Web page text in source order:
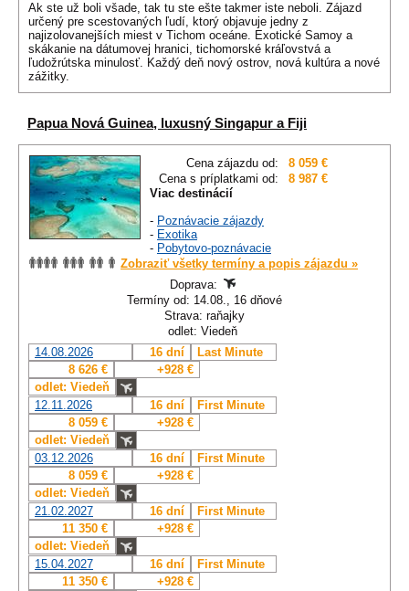
Ak ste už boli všade, tak tu ste ešte takmer iste neboli. Zájazd
určený pre scestovaných ľudí, ktorý objavuje jedny z
najizolovanejších miest v Tichom oceáne. Exotické Samoy a
skákanie na dátumovej hranici, tichomorské kráľovstvá a
ľudožrútska minulosť. Každý deň nový ostrov, nová kultúra a nové
zážitky.
Papua Nová Guinea, luxusný Singapur a Fiji
Cena zájazdu od:
8 059 €
Cena s príplatkami od:
8 987 €
Viac destinácií
- Poznávacie zájazdy
- Exotika
- Pobytovo-poznávacie
Zobraziť všetky termíny a popis zájazdu »
Doprava:
Termíny od: 14.08., 16 dňové
Strava: raňajky
odlet: Viedeň
14.08.2026
16 dní
Last Minute
8 626 €
+928 €
odlet: Viedeň
12.11.2026
16 dní
First Minute
8 059 €
+928 €
odlet: Viedeň
03.12.2026
16 dní
First Minute
8 059 €
+928 €
odlet: Viedeň
21.02.2027
16 dní
First Minute
11 350 €
+928 €
odlet: Viedeň
15.04.2027
16 dní
First Minute
11 350 €
+928 €